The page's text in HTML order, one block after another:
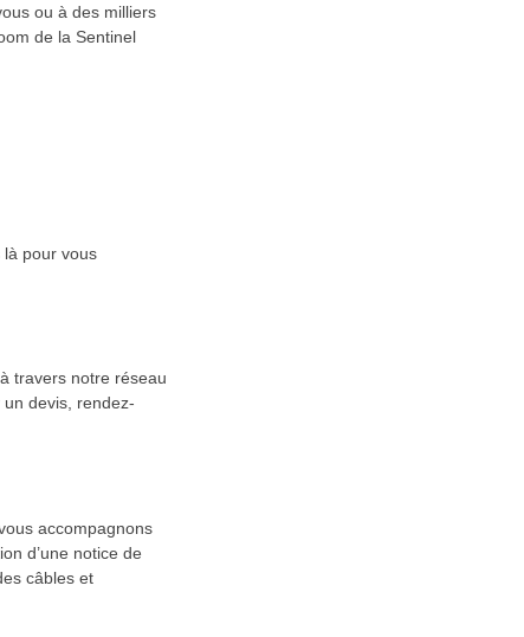
ou à des milliers
de la Sentinel
pour vous
travers notre réseau
devis, rendez-
accompagnons
d’une notice de
câbles et